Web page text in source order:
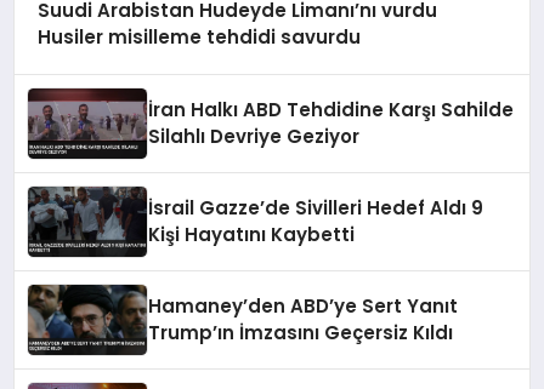
Suudi Arabistan Hudeyde Limanı’nı vurdu
Husiler misilleme tehdidi savurdu
İran Halkı ABD Tehdidine Karşı Sahilde
Silahlı Devriye Geziyor
İsrail Gazze’de Sivilleri Hedef Aldı 9
Kişi Hayatını Kaybetti
Hamaney’den ABD’ye Sert Yanıt
Trump’ın İmzasını Geçersiz Kıldı